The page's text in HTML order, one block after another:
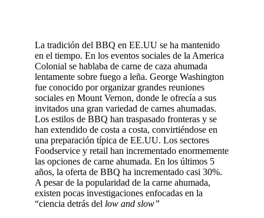
La tradición del BBQ en EE.UU se ha mantenido
en el tiempo. En los eventos sociales de la America
Colonial se hablaba de carne de caza ahumada
lentamente sobre fuego a leña. George Washington
fue conocido por organizar grandes reuniones
sociales en Mount Vernon, donde le ofrecía a sus
invitados una gran variedad de carnes ahumadas.
Los estilos de BBQ han traspasado fronteras y se
han extendido de costa a costa, convirtiéndose en
una preparación típica de EE.UU. Los sectores
Foodservice y retail han incrementado enormemente
las opciones de carne ahumada. En los últimos 5
años, la oferta de BBQ ha incrementado casi 30%.
A pesar de la popularidad de la carne ahumada,
existen pocas investigaciones enfocadas en la
“ciencia detrás del low and slow”